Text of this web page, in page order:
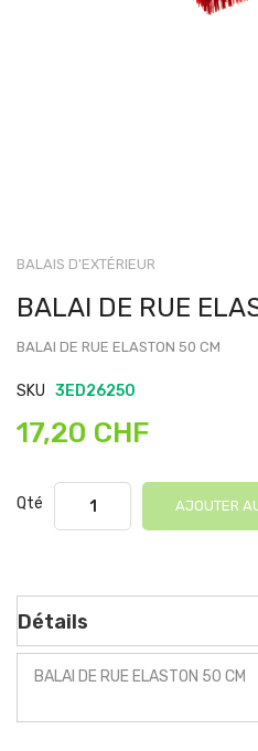
BALAIS D'EXTÉRIEUR
BALAI DE RUE
BALAI DE RUE ELASTON 50 CM
SKU 3ED26250
17,20 CHF
Qté AJOUTER
Détails
BALAI DE RUE ELASTON 50 CM